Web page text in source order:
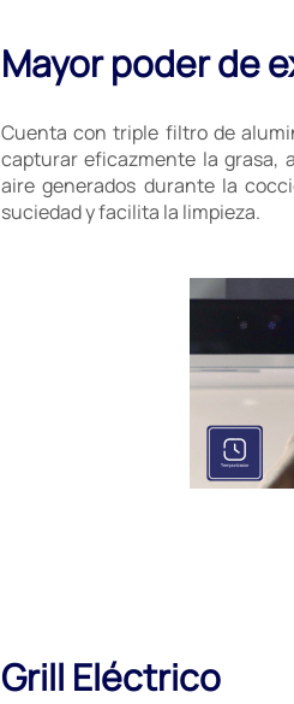
Mayor poder de
Cuenta con triple filtro de
capturar eficazmente la grasa,
aire generados durante la
suciedad y facilita la limpieza.
Grill Eléctrico